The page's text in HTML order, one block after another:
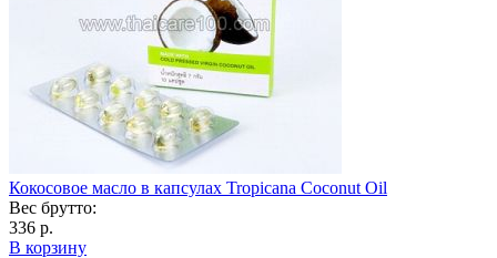
Кокосовое масло в капсулах Tropicana Coconut Oil
Вес брутто:
336 р.
В корзину